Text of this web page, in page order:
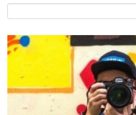
検
索: